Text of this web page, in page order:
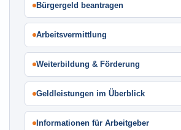
Bürgergeld beantragen
Arbeitsvermittlung
Weiterbildung & Förderung
Geldleistungen im Überblick
Informationen für Arbeitgeber